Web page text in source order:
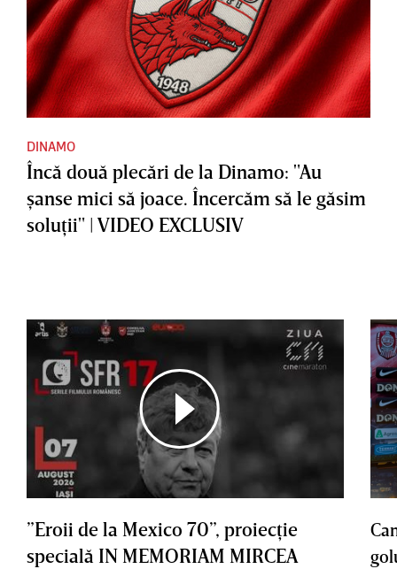
DINAMO
Încă două plecări de la Dinamo: "Au
şanse mici să joace. Încercăm să le găsim
soluţii" | VIDEO EXCLUSIV
”Eroii de la Mexico 70”, proiecţie
specială IN MEMORIAM MIRCEA